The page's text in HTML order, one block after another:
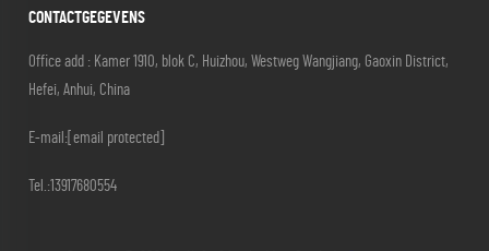
CONTACTGEGEVENS
Office add : Kamer 1910, blok C, Huizhou, Westweg Wangjiang, Gaoxin District,
Hefei, Anhui, China
E-mail: [email protected]
Tel.:13917680554